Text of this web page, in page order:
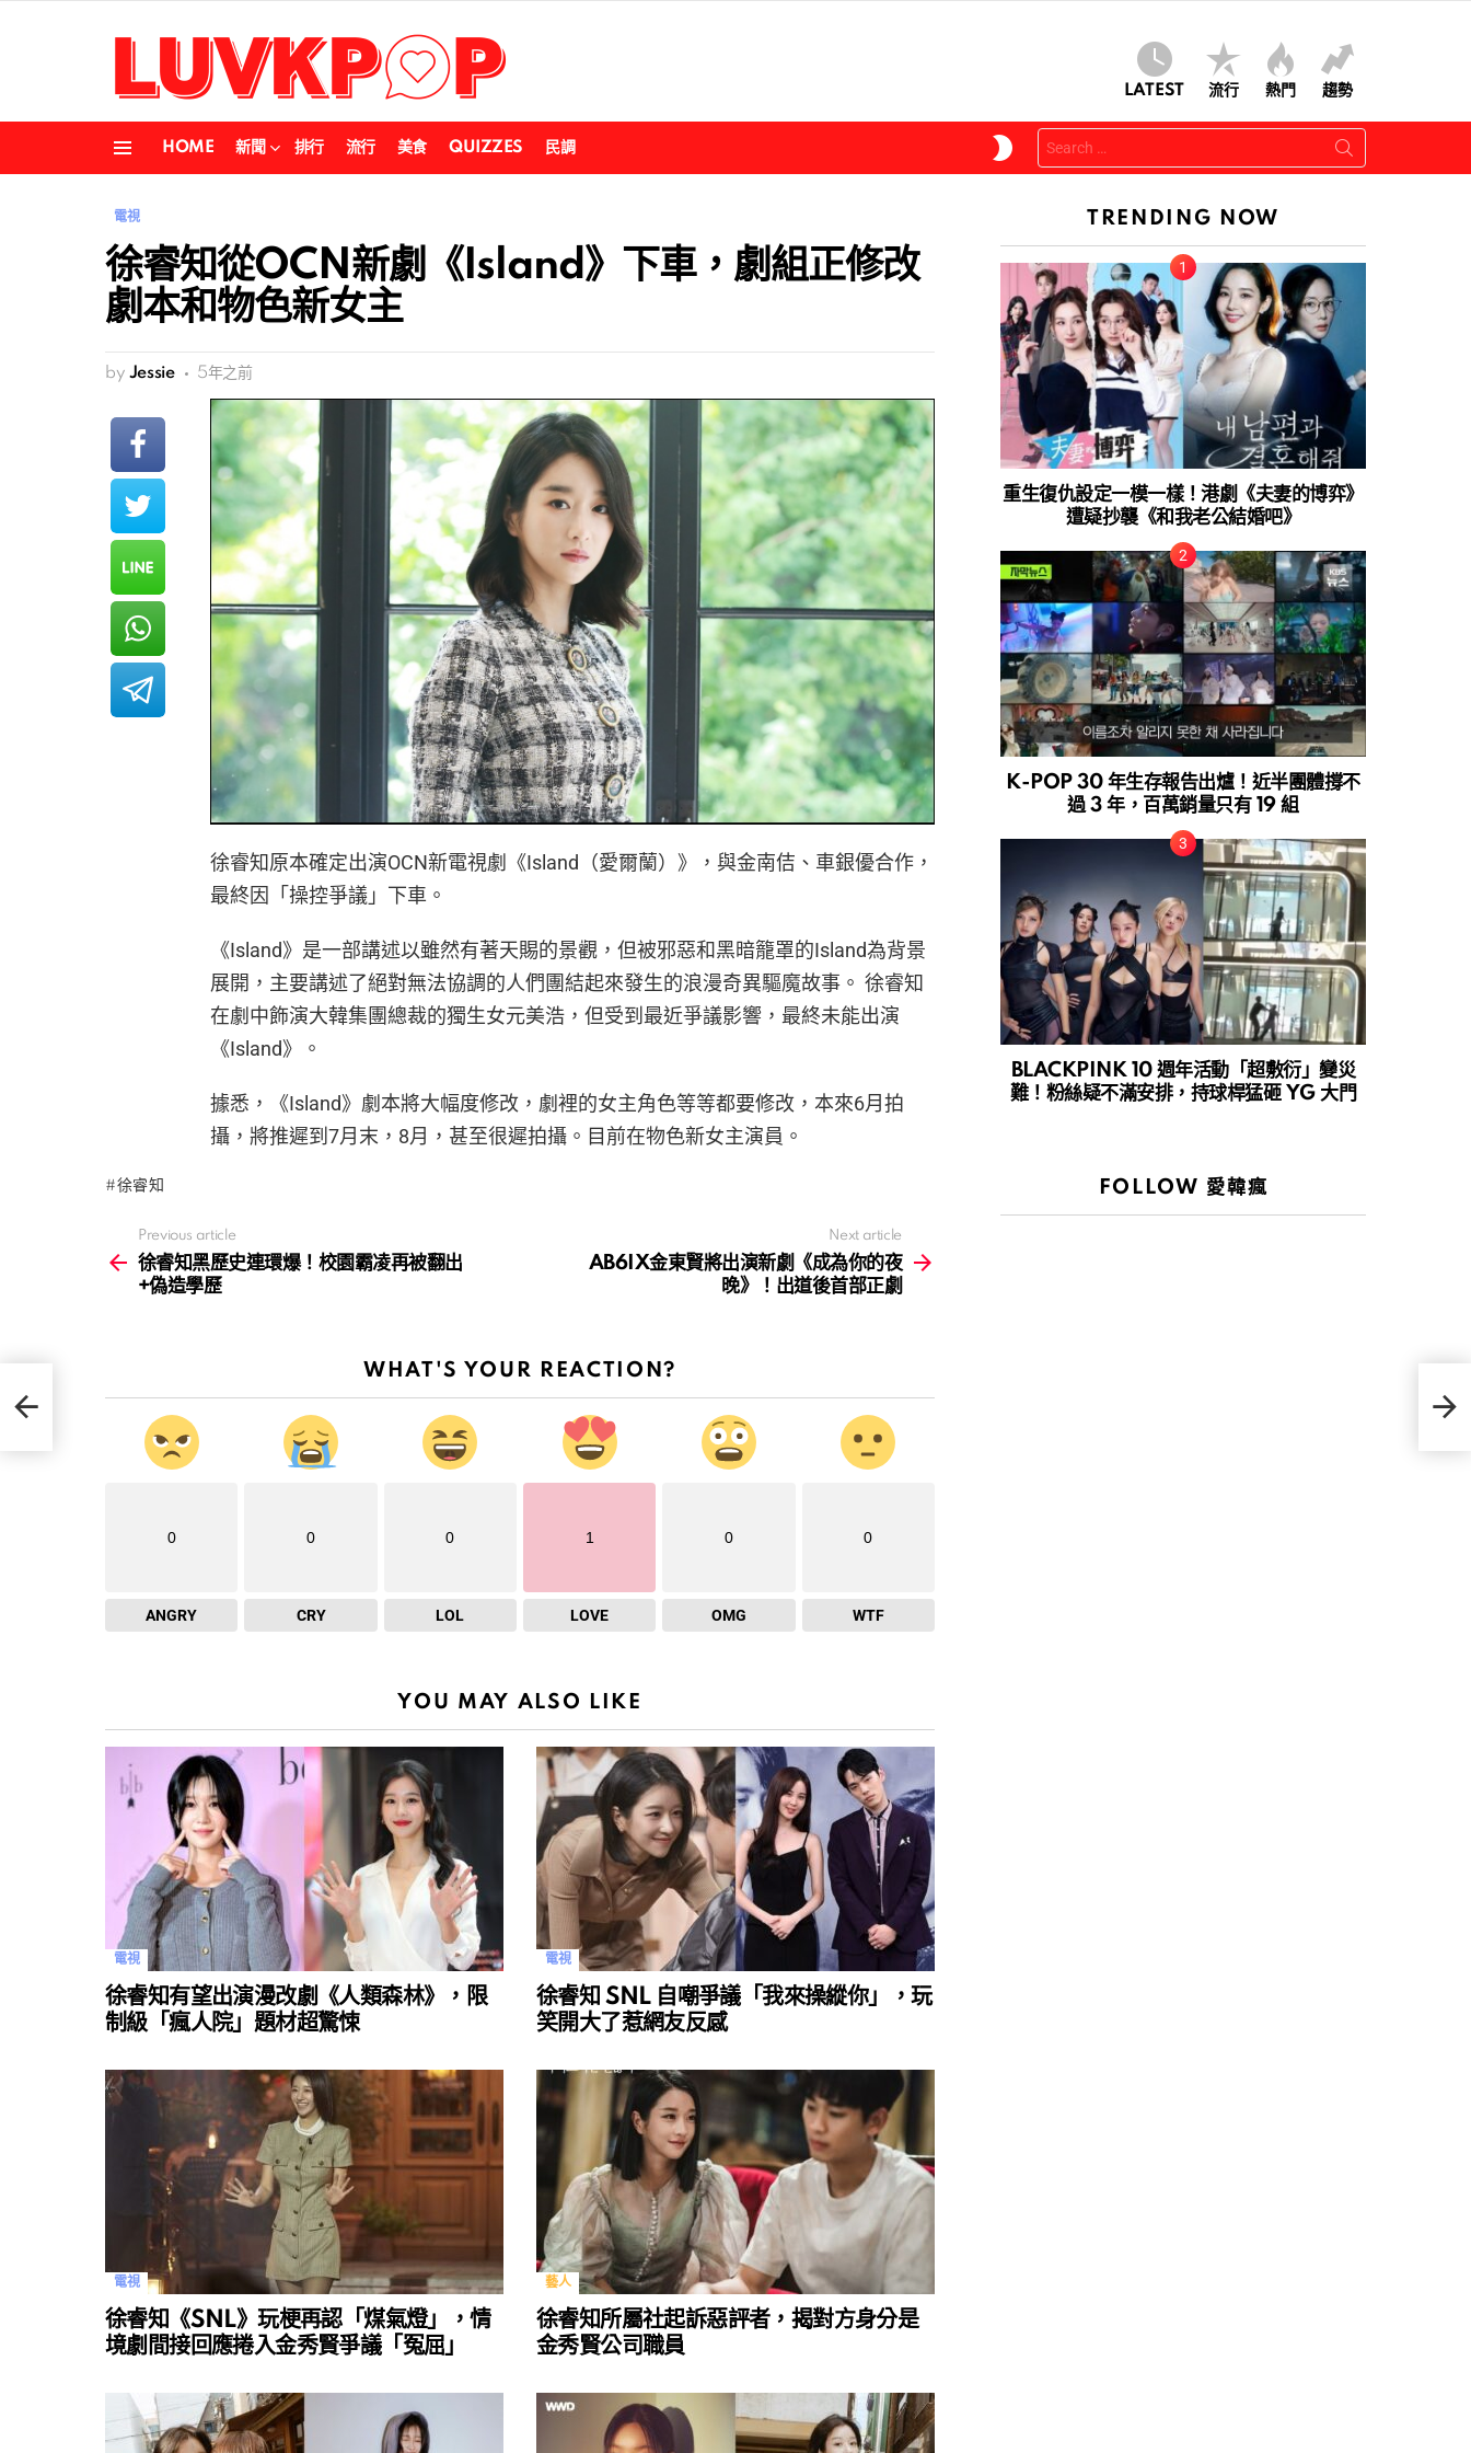
LATEST 流行 熱門 趨勢
HOME 新聞 排行 流行 美食 QUIZZES 民調
SKIN
Search
for:
電視
徐睿知從OCN新劇《Island》下車，劇組正修改
劇本和物色新女主
by Jessie 5年之前
徐睿知原本確定出演OCN新電視劇《Island（愛爾蘭）》，與金南佶、車銀優合作，
最終因「操控爭議」下車。
《Island》是一部講述以雖然有著天賜的景觀，但被邪惡和黑暗籠罩的Island為背景
展開，主要講述了絕對無法協調的人們團結起來發生的浪漫奇異驅魔故事。 徐睿知
在劇中飾演大韓集團總裁的獨生女元美浩，但受到最近爭議影響，最終未能出演
《Island》。
據悉，《Island》劇本將大幅度修改，劇裡的女主角色等等都要修改，本來6月拍
攝，將推遲到7月末，8月，甚至很遲拍攝。目前在物色新女主演員。 ​​​​
徐睿知
more
Previous article
徐睿知黑歷史連環爆！校園霸凌再被翻出
+偽造學歷
Next article
AB6IX金東賢將出演新劇《成為你的夜
晚》！出道後首部正劇
WHAT'S YOUR REACTION?
0
ANGRY
0
CRY
0
LOL
1
LOVE
0
OMG
0
WTF
YOU MAY ALSO LIKE
電視
徐睿知有望出演漫改劇《人類森林》，限
制級「瘋人院」題材超驚悚
電視
徐睿知 SNL 自嘲爭議「我來操縱你」，玩
笑開大了惹網友反感
電視
徐睿知《SNL》玩梗再認「煤氣燈」，情
境劇間接回應捲入金秀賢爭議「冤屈」
藝人
徐睿知所屬社起訴惡評者，揭對方身分是
金秀賢公司職員
+偽
晚》
TRENDING NOW
重生復仇設定一模一樣！港劇《夫妻的博弈》
遭疑抄襲《和我老公結婚吧》
K-POP 30 年生存報告出爐！近半團體撐不
過 3 年，百萬銷量只有 19 組
BLACKPINK 10 週年活動「超敷衍」變災
難！粉絲疑不滿安排，持球桿猛砸 YG 大門
FOLLOW 愛韓瘋